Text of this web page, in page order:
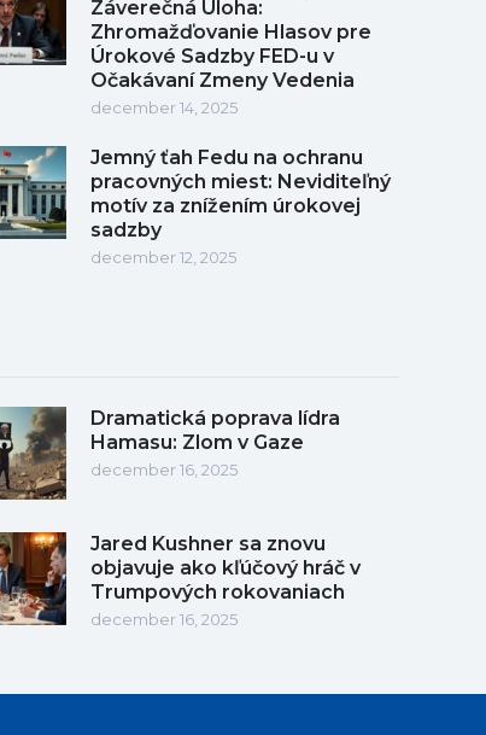
Záverečná Úloha:
Zhromažďovanie Hlasov pre
Úrokové Sadzby FED-u v
Očakávaní Zmeny Vedenia
december 14, 2025
Jemný ťah Fedu na ochranu
pracovných miest: Neviditeľný
motív za znížením úrokovej
sadzby
december 12, 2025
Dramatická poprava lídra
Hamasu: Zlom v Gaze
december 16, 2025
Jared Kushner sa znovu
objavuje ako kľúčový hráč v
Trumpových rokovaniach
december 16, 2025